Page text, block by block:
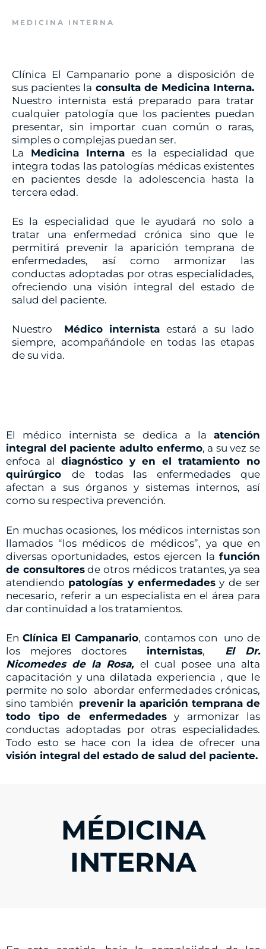
MEDICINA INTERNA
Clínica El Campanario pone a disposición de
sus pacientes la consulta de Medicina Interna.
Nuestro internista está preparado para tratar
cualquier patología que los pacientes puedan
presentar, sin importar cuan común o raras,
simples o complejas puedan ser.
La Medicina Internaes la especialidad que
integra todas las patologías médicas existentes
en pacientes desde la adolescencia hasta la
tercera edad.
Es la especialidad que le ayudará no solo a
tratar una enfermedad crónica sino que le
permitirá prevenir la aparición temprana de
enfermedades, así como armonizar las
conductas adoptadas por otras especialidades,
ofreciendo una visión integral del estado de
salud del paciente.
Nuestro Médico internista estará a su lado
siempre, acompañándole en todas las etapas
de su vida.
El médico internista se dedica a la atención
integral del paciente adulto enfermo, a su vez se
enfoca al diagnóstico y en el tratamiento no
quirúrgico de todas las enfermedades que
afectan a sus órganos y sistemas internos, así
como su respectiva prevención.
En muchas ocasiones, los médicos internistas son
llamados “los médicos de médicos”, ya que en
diversas oportunidades, estos ejercen la función
de consultoresde otros médicos tratantes, ya sea
atendiendo patologías y enfermedades y de ser
necesario, referir a un especialista en el área para
dar continuidad a los tratamientos.
En Clínica El Campanario, contamos con uno de
los mejores doctores
internistas, El Dr.
Nicomedes de la Rosa, el cual posee una alta
capacitación y una dilatada experiencia , que le
permite no solo abordar enfermedades crónicas,
sino también prevenir la aparición temprana de
todo tipo de enfermedadesy armonizar las
conductas adoptadas por otras especialidades.
Todo esto se hace con la idea de ofrecer una
visión integral del estado de salud del paciente.
MÉDICINA
INTERNA